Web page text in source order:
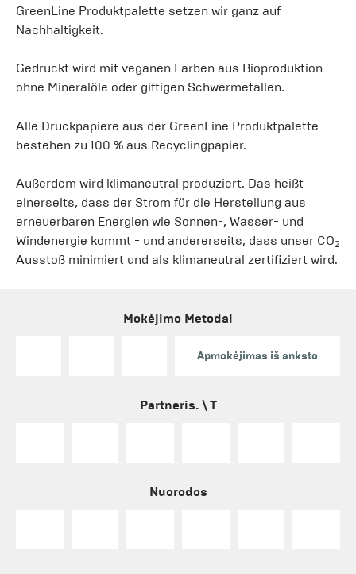
GreenLine Produktpalette setzen wir ganz auf
Nachhaltigkeit.
Gedruckt wird mit veganen Farben aus Bioproduktion –
ohne Mineralöle oder giftigen Schwermetallen.
Alle Druckpapiere aus der GreenLine Produktpalette
bestehen zu 100 % aus Recyclingpapier.
Außerdem wird klimaneutral produziert. Das heißt
einerseits, dass der Strom für die Herstellung aus
erneuerbaren Energien wie Sonnen-, Wasser- und
Windenergie kommt - und andererseits, dass unser CO2
Ausstoß minimiert und als klimaneutral zertifiziert wird.
Mokėjimo Metodai
Apmokėjimas iš anksto
Partneris. \ T
Nuorodos